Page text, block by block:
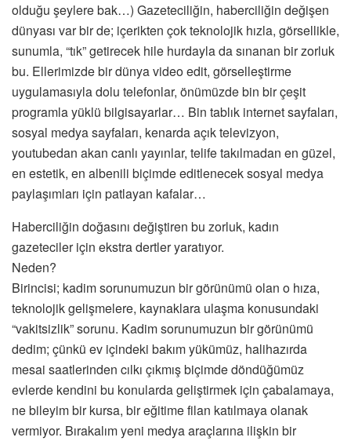
olduğu şeylere bak…) Gazeteciliğin, haberciliğin değişen
dünyası var bir de; içerikten çok teknolojik hızla, görsellikle,
sunumla, “tık” getirecek hile hurdayla da sınanan bir zorluk
bu. Ellerimizde bir dünya video edit, görselleştirme
uygulamasıyla dolu telefonlar, önümüzde bin bir çeşit
programla yüklü bilgisayarlar… Bin tablık internet sayfaları,
sosyal medya sayfaları, kenarda açık televizyon,
youtubedan akan canlı yayınlar, telife takılmadan en güzel,
en estetik, en albenili biçimde editlenecek sosyal medya
paylaşımları için patlayan kafalar…
Haberciliğin doğasını değiştiren bu zorluk, kadın
gazeteciler için ekstra dertler yaratıyor.
Neden?
Birincisi; kadim sorunumuzun bir görünümü olan o hıza,
teknolojik gelişmelere, kaynaklara ulaşma konusundaki
“vakitsizlik” sorunu. Kadim sorunumuzun bir görünümü
dedim; çünkü ev içindeki bakım yükümüz, halihazırda
mesai saatlerinden cılkı çıkmış biçimde döndüğümüz
evlerde kendini bu konularda geliştirmek için çabalamaya,
ne bileyim bir kursa, bir eğitime filan katılmaya olanak
vermiyor. Bırakalım yeni medya araçlarına ilişkin bir